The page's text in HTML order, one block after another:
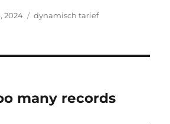
e
2024 Tags
dynamisch tarief
many records